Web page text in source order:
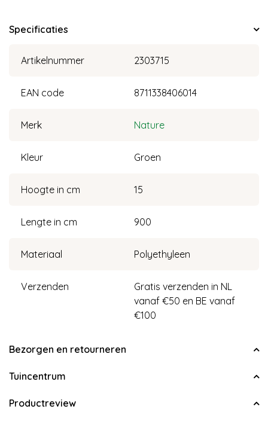
Specificaties
Artikelnummer 2303715
EAN code 8711338406014
Merk Nature
Kleur Groen
Hoogte in cm 15
Lengte in cm 900
Materiaal Polyethyleen
Verzenden
Gratis verzenden in NL
vanaf €50 en BE vanaf
€100
Bezorgen en retourneren
Tuincentrum
Productreview